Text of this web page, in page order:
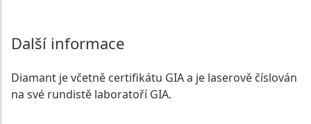
Další informace
Diamant je včetně certifikátu GIA a je laserově číslován
na své rundistě laboratoří GIA.